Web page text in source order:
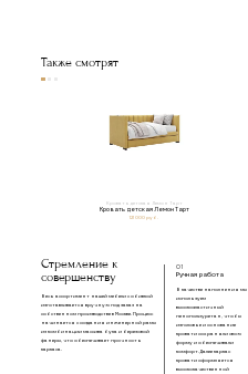
Также смотрят
Кровать детская Лемон Тарт
Кровать детская Лемон Тарт
121 000 руб.
Стремление к
совершенству
Весь ассортимент нашей мебели с обивкой
изготавливается вручную под заказ на
собственном производстве в Москве. Процесс
начинается с создания инженерной рамы
из комбинации массива бука и березовой
фанеры, что обеспечивает прочность
каркаса.
01
Ручная работа
В качестве наполнения мы
используем
высокоэластичный
пенополиуретан, чтобы
изголовье и основание
кровати сохраняли свою
форму и обеспечивали
комфорт. Далее каркас
кровати оформляется
высококачественной